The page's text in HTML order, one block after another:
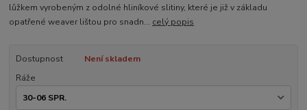
lůžkem vyrobeným z odolné hliníkové slitiny, které je již v základu
opatřené weaver lištou pro snadn... celý popis
Dostupnost
Není skladem
Ráže